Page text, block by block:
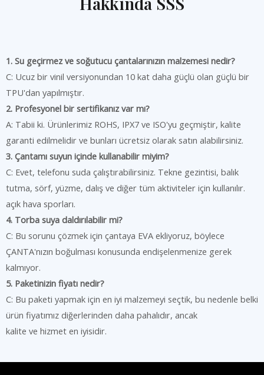
1. Su geçirmez ve soğutucu çantalarınızın malzemesi nedir?
C: Ucuz bir vinil versiyonundan 10 kat daha güçlü olan güçlü bir
TPU'dan yapılmıştır.
2. Profesyonel bir sertifikanız var mı?
A: Tabii ki. Ürünlerimiz ROHS, IPX7 ve ISO'yu geçmiştir, kalite
garanti edilmelidir ve bunları ücretsiz olarak satın alabilirsiniz.
3. Çantamı suyun içinde kullanabilir miyim?
C: Evet, telefonu suda çalıştırabilirsiniz. Tekne gezintisi, balık
tutma, sörf, yüzme, dalış ve diğer tüm aktiviteler için kullanılır.
açık hava sporları.
4. Torba suya daldırılabilir mi?
C: Bu sorunu çözmek için çantaya EVA ekliyoruz, böylece
ÇANTA'nızın boğulması konusunda endişelenmenize gerek
kalmıyor.
5. Paketinizin fiyatı nedir?
C: Bu paketi yapmak için en iyi malzemeyi seçtik, bu nedenle belki
ürün fiyatımız diğerlerinden daha pahalıdır, ancak
kalite ve hizmet en iyisidir.